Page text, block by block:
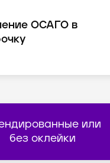
ОСАГО в
или
без оклейки